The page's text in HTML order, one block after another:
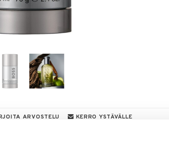
ARVOSTELU KERRO YSTÄVÄLLE
löydöt kotiin!